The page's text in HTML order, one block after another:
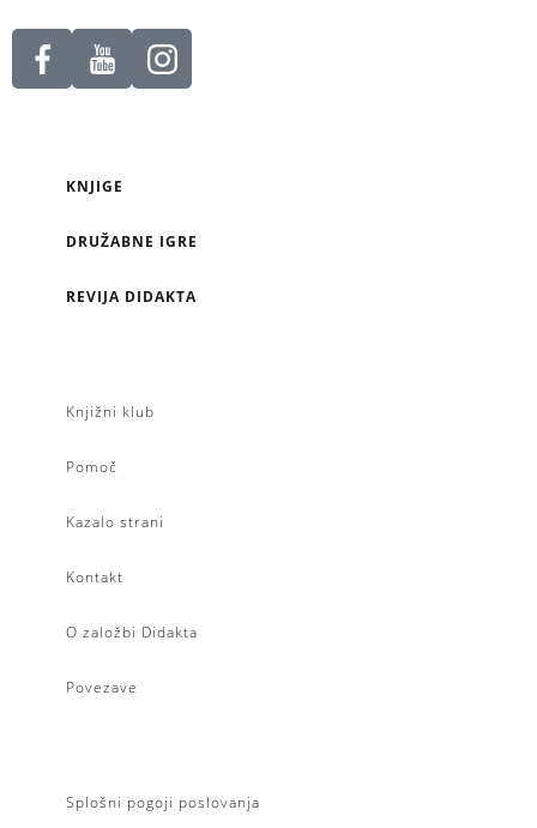
KNJIGE
DRUŽABNE IGRE
REVIJA DIDAKTA
Knjižni klub
Pomoč
Kazalo strani
Kontakt
O založbi Didakta
Povezave
Splošni pogoji poslovanja